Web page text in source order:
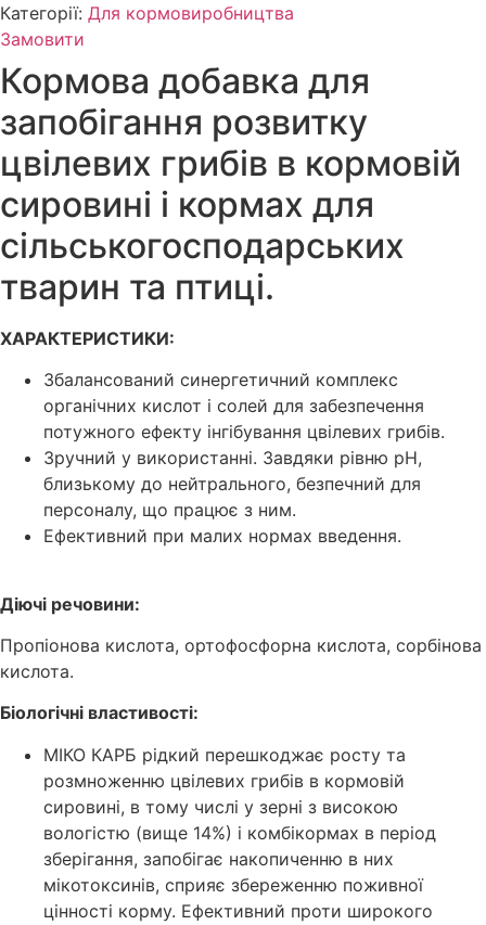
Категорії: Для кормовиробництва
Замовити
Кормова добавка для
запобігання розвитку
цвілевих грибів в кормовій
сировині і кормах для
сільськогосподарських
тварин та птиці.
ХАРАКТЕРИСТИКИ:
Збалансований синергетичний комплекс
органічних кислот і солей для забезпечення
потужного ефекту інгібування цвілевих грибів.
Зручний у використанні. Завдяки рівню рН,
близькому до нейтрального, безпечний для
персоналу, що працює з ним.
Ефективний при малих нормах введення.
Діючі речовини:
Пропіонова кислота, ортофосфорна кислота, сорбінова
кислота.
Біологічні властивості:
МІКО КАРБ рідкий перешкоджає росту та
розмноженню цвілевих грибів в кормовій
сировині, в тому числі у зерні з високою
вологістю (вище 14%) і комбікормах в період
зберігання, запобігає накопиченню в них
мікотоксинів, сприяє збереженню поживної
цінності корму. Ефективний проти широкого